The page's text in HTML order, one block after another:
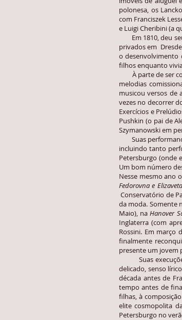
polonesa, os
com Franciszek
e Luigi Cheribini (a
Em 1810, deu
privados em
o desenvolvimento
filhos enquanto vivia
À parte de ser
melodias
musicou versos de
vezes no decorrer
Exercícios e
Pushkin (o pai de
Szymanowski em
Suas
incluindo tanto
Petersburgo (onde
Um bom número
Nesse mesmo ano
Fedorovna e
Conservatório de
da moda. Somente
Maio), naHanover
Inglaterra (com
Rossini. Em março
finalmente
presente um jovem
Suas execuções
delicado, senso
década antes de
tempo antes de
filhas, à
elite cosmopolita
Petersburgo no